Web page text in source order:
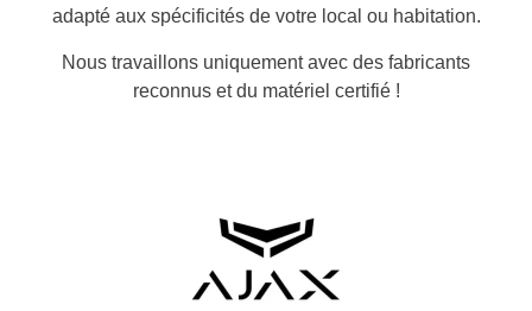
adapté aux spécificités de votre local ou habitation.
Nous travaillons uniquement avec des fabricants
reconnus et du matériel certifié !